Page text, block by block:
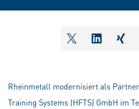
shareOntwitter
Rheinmetall modernisiert als
Training Systems (HFTS) GmbH im